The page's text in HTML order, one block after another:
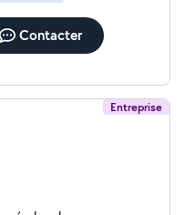
Contacter
Entreprise